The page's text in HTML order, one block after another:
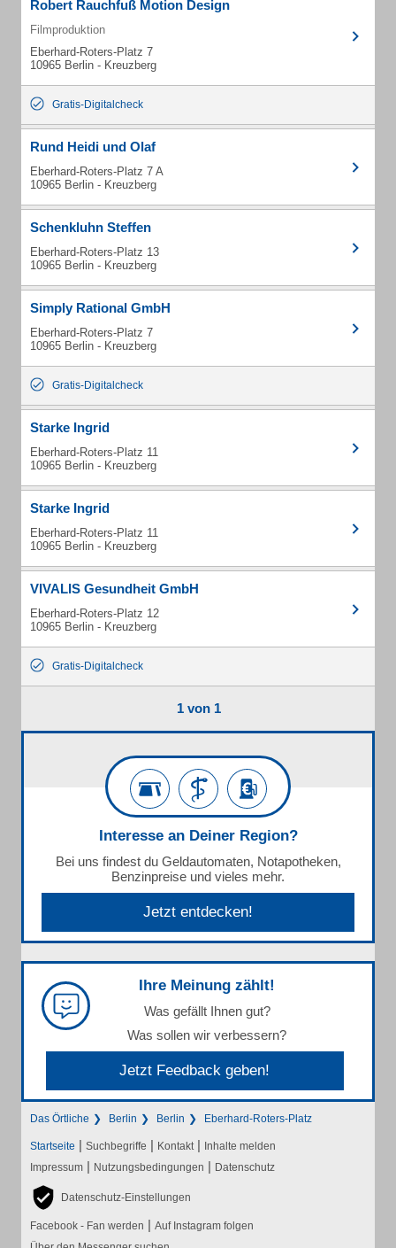
Robert Rauchfuß Motion Design
Filmproduktion
Eberhard-Roters-Platz 7
10965 Berlin - Kreuzberg
Gratis-Digitalcheck
Rund Heidi und Olaf
Eberhard-Roters-Platz 7 A
10965 Berlin - Kreuzberg
Schenkluhn Steffen
Eberhard-Roters-Platz 13
10965 Berlin - Kreuzberg
Simply Rational GmbH
Eberhard-Roters-Platz 7
10965 Berlin - Kreuzberg
Gratis-Digitalcheck
Starke Ingrid
Eberhard-Roters-Platz 11
10965 Berlin - Kreuzberg
Starke Ingrid
Eberhard-Roters-Platz 11
10965 Berlin - Kreuzberg
VIVALIS Gesundheit GmbH
Eberhard-Roters-Platz 12
10965 Berlin - Kreuzberg
Gratis-Digitalcheck
1 von 1
Interesse an Deiner Region?
Bei uns findest du Geldautomaten, Notapotheken,
Benzinpreise und vieles mehr.
Jetzt entdecken!
Ihre Meinung zählt!
Was gefällt Ihnen gut?
Was sollen wir verbessern?
Jetzt Feedback geben!
Das Örtliche Berlin Berlin Eberhard-Roters-Platz
Startseite | Suchbegriffe | Kontakt | Inhalte melden
Impressum | Nutzungsbedingungen | Datenschutz
Datenschutz-Einstellungen
Facebook - Fan werden | Auf Instagram folgen